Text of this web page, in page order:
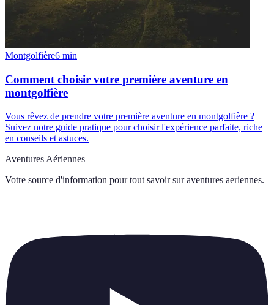
Montgolfière6 min
Comment choisir votre première aventure en
montgolfière
Vous rêvez de prendre votre première aventure en montgolfière ?
Suivez notre guide pratique pour choisir l'expérience parfaite, riche
en conseils et astuces.
Aventures Aériennes
Votre source d'information pour tout savoir sur aventures aeriennes.